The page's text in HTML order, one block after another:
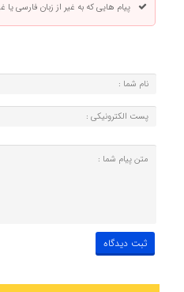
پیام هایی که به غیر از زبان فارسی